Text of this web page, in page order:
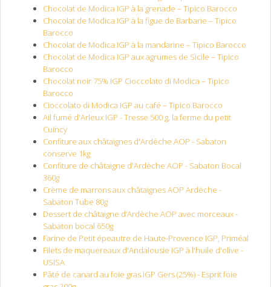
Chocolat de Modica IGP à la grenade – Tipico Barocco
Chocolat de Modica IGP à la figue de Barbarie – Tipico
Barocco
Chocolat de Modica IGP à la mandarine – Tipico Barocco
Chocolat de Modica IGP aux agrumes de Sicile – Tipico
Barocco
Chocolat noir 75% IGP Cioccolato di Modica – Tipico
Barocco
Cioccolato di Modica IGP au café – Tipico Barocco
Ail fumé d'Arleux IGP - Tresse 500 g, la ferme du petit
Cuincy
Confiture aux châtaignes d'Ardèche AOP - Sabaton
conserve 1kg
Confiture de châtaigne d'Ardèche AOP - Sabaton Bocal
360g
Crème de marrons aux châtaignes AOP Ardèche -
Sabaton Tube 80g
Dessert de châtaigne d’Ardèche AOP avec morceaux -
Sabaton bocal 650g
Farine de Petit épeautre de Haute-Provence IGP, Priméal
Filets de maquereaux d'Andalousie IGP à l'huile d'olive -
USISA
Pâté de canard au foie gras IGP Gers (25%) - Esprit foie